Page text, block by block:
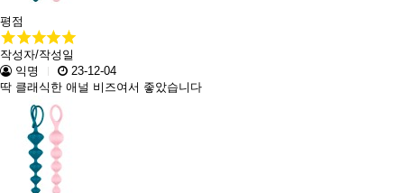
평점
작성자/작성일
익명
23-12-04
딱 클래식한 애널 비즈여서 좋았습니다